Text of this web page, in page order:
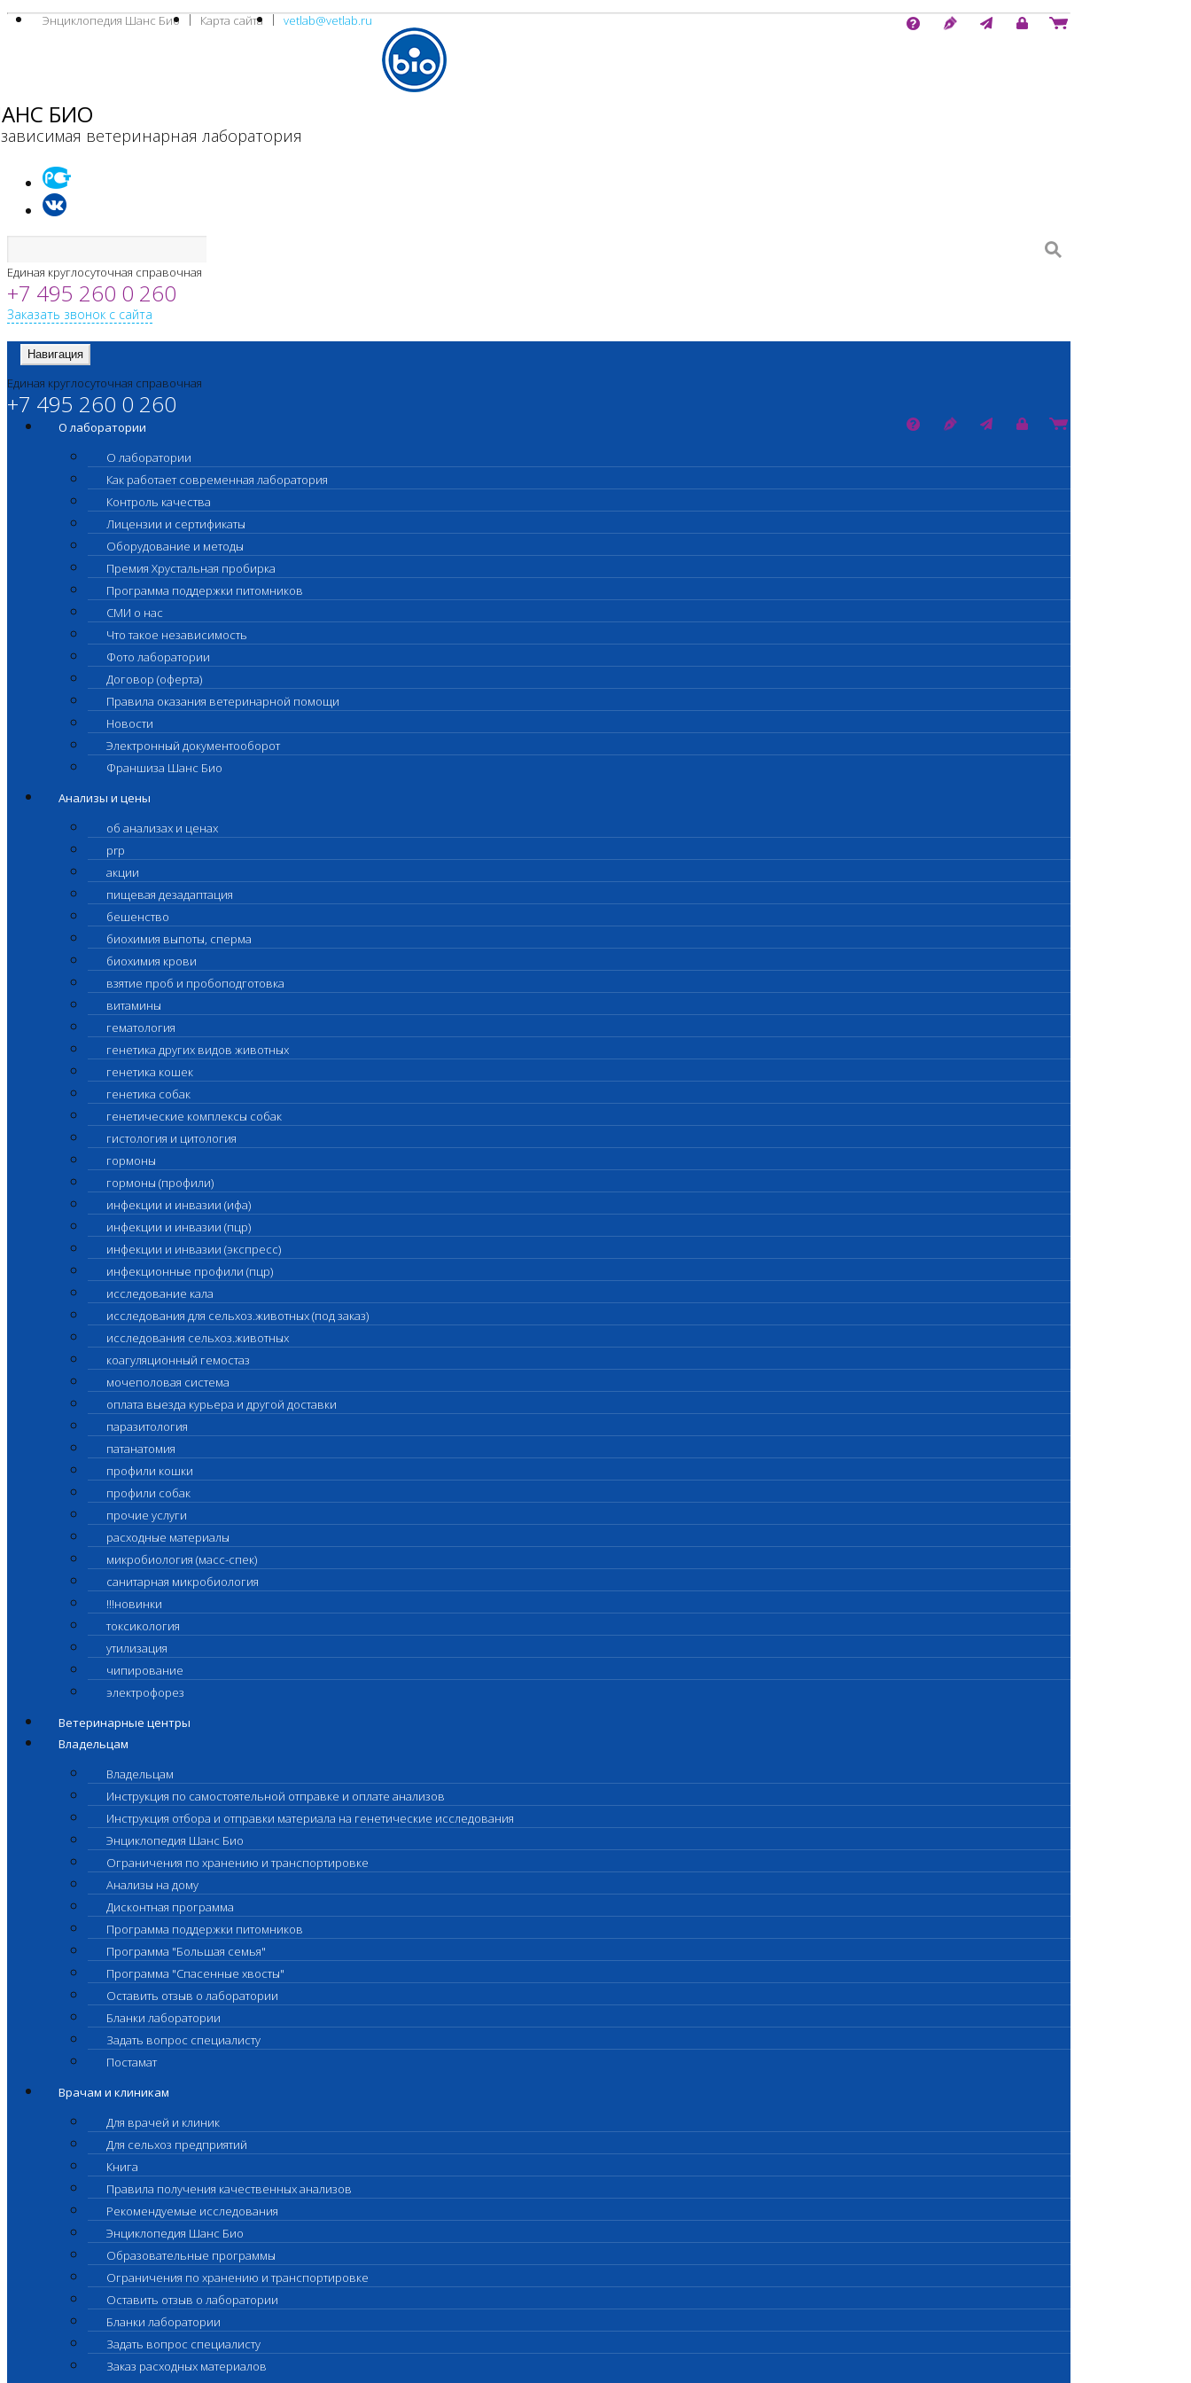
Энциклопедия Шанс Био Карта сайта vetlab@vetlab.ru
БИО
ветеринарная лаборатория
Единая круглосуточная справочная
+7 495 260 0 260
Заказать звонок с сайта
Навигация
Единая круглосуточная справочная
+7 495 260 0 260
О лаборатории
О лаборатории
Как работает современная лаборатория
Контроль качества
Лицензии и сертификаты
Оборудование и методы
Премия Хрустальная пробирка
Программа поддержки питомников
СМИ о нас
Что такое независимость
Фото лаборатории
Договор (оферта)
Правила оказания ветеринарной помощи
Новости
Электронный документооборот
Франшиза Шанс Био
Анализы и цены
об анализах и ценах
prp
акции
пищевая дезадаптация
бешенство
биохимия выпоты, сперма
биохимия крови
взятие проб и пробоподготовка
витамины
гематология
генетика других видов животных
генетика кошек
генетика собак
генетические комплексы собак
гистология и цитология
гормоны
гормоны (профили)
инфекции и инвазии (ифа)
инфекции и инвазии (пцр)
инфекции и инвазии (экспресс)
инфекционные профили (пцр)
исследование кала
исследования для сельхоз.животных (под заказ)
исследования сельхоз.животных
коагуляционный гемостаз
мочеполовая система
оплата выезда курьера и другой доставки
паразитология
патанатомия
профили кошки
профили собак
прочие услуги
расходные материалы
микробиология (масс-спек)
санитарная микробиология
!!!новинки
токсикология
утилизация
чипирование
электрофорез
Ветеринарные центры
Владельцам
Владельцам
Инструкция по самостоятельной отправке и оплате анализов
Инструкция отбора и отправки материала на генетические исследования
Энциклопедия Шанс Био
Ограничения по хранению и транспортировке
Анализы на дому
Дисконтная программа
Программа поддержки питомников
Программа "Большая семья"
Программа "Спасенные хвосты"
Оставить отзыв о лаборатории
Бланки лаборатории
Задать вопрос специалисту
Постамат
Врачам и клиникам
Для врачей и клиник
Для сельхоз предприятий
Книга
Правила получения качественных анализов
Рекомендуемые исследования
Энциклопедия Шанс Био
Образовательные программы
Ограничения по хранению и транспортировке
Оставить отзыв о лаборатории
Бланки лаборатории
Задать вопрос специалисту
Заказ расходных материалов